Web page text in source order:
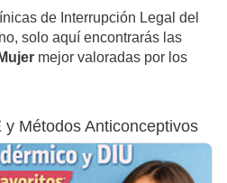
de Interrupción Legal del
solo aquí encontrarás las
mejor valoradas por los
Métodos Anticonceptivos